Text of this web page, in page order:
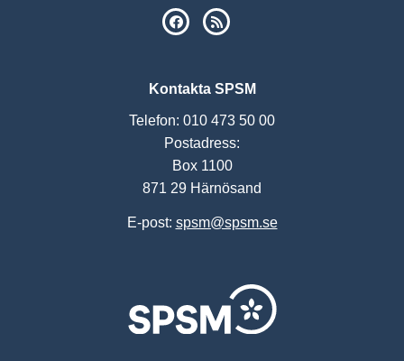
SPSM på Facebook
Kontakta SPSM
Telefon: 010 473 50 00
Postadress:
Box 1100
871 29 Härnösand
E-post: spsm@spsm.se